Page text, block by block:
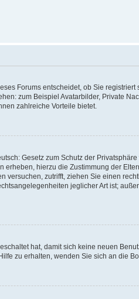
Forums entscheidet, ob Sie
zum Beispiel Avatarbilder, Private
zahlreiche Vorteile bietet.
Gesetz zum Schutz der
hierzu die Zustimmung der
versuchen, zutrifft, ziehen Sie einen
jeglicher Art ist;
hat, damit sich keine neuen
zu erhalten, wenden Sie sich an die